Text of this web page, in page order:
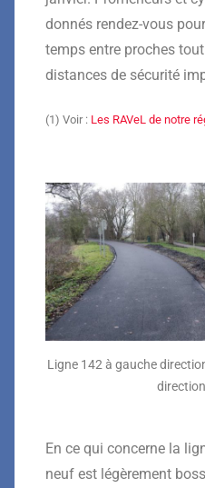
donnés rendez-vous
temps entre proches
distances de sécurité
(1) Voir : Les RAVeL de notre
Ligne 142 à gauche
En ce qui concerne la
neuf est légèrement